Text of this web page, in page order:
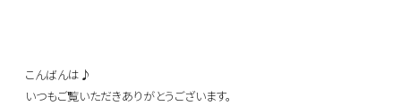
こんばんは♪
いつもご覧いただきありがとうございます。